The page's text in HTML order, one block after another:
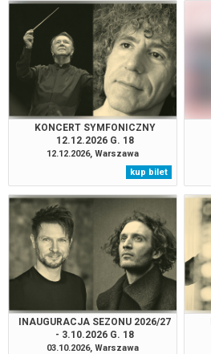
KONCERT SYMFONICZNY
12.12.2026 G. 18
12.12.2026, Warszawa
kup bilet
INAUGURACJA SEZONU 2026/27
- 3.10.2026 G. 18
03.10.2026, Warszawa